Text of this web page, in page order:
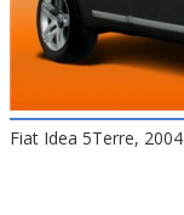
Fiat Idea 5Terre, 2004